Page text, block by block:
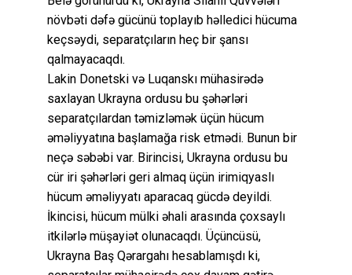
növbəti dəfə gücünü toplayıb həlledici hücuma
keçsəydi, separatçıların heç bir şansı
qalmayacaqdı.
Lakin Donetski və Luqanskı mühasirədə
saxlayan Ukrayna ordusu bu şəhərləri
separatçılardan təmizləmək üçün hücum
əməliyyatına başlamağa risk etmədi. Bunun bir
neçə səbəbi var. Birincisi, Ukrayna ordusu bu
cür iri şəhərləri geri almaq üçün irimiqyaslı
hücum əməliyyatı aparacaq gücdə deyildi.
İkincisi, hücum mülki əhali arasında çoxsaylı
itkilərlə müşayiət olunacaqdı. Üçüncüsü,
Ukrayna Baş Qərargahı hesablamışdı ki,